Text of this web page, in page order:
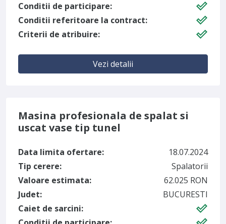
Conditii de participare:
Conditii referitoare la contract:
Criterii de atribuire:
Vezi detalii
Masina profesionala de spalat si
uscat vase tip tunel
Data limita ofertare:
18.07.2024
Tip cerere:
Spalatorii
Valoare estimata:
62.025 RON
Judet:
BUCURESTI
Caiet de sarcini: